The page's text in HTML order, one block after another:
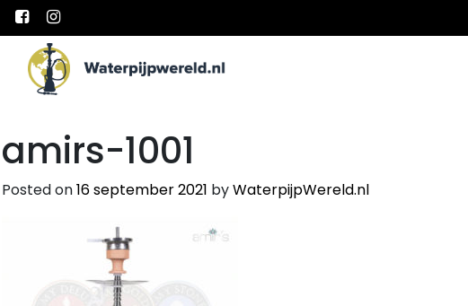
Main Navigation
amirs-1001
Posted on16 september 2021 byWaterpijpWereld.nl